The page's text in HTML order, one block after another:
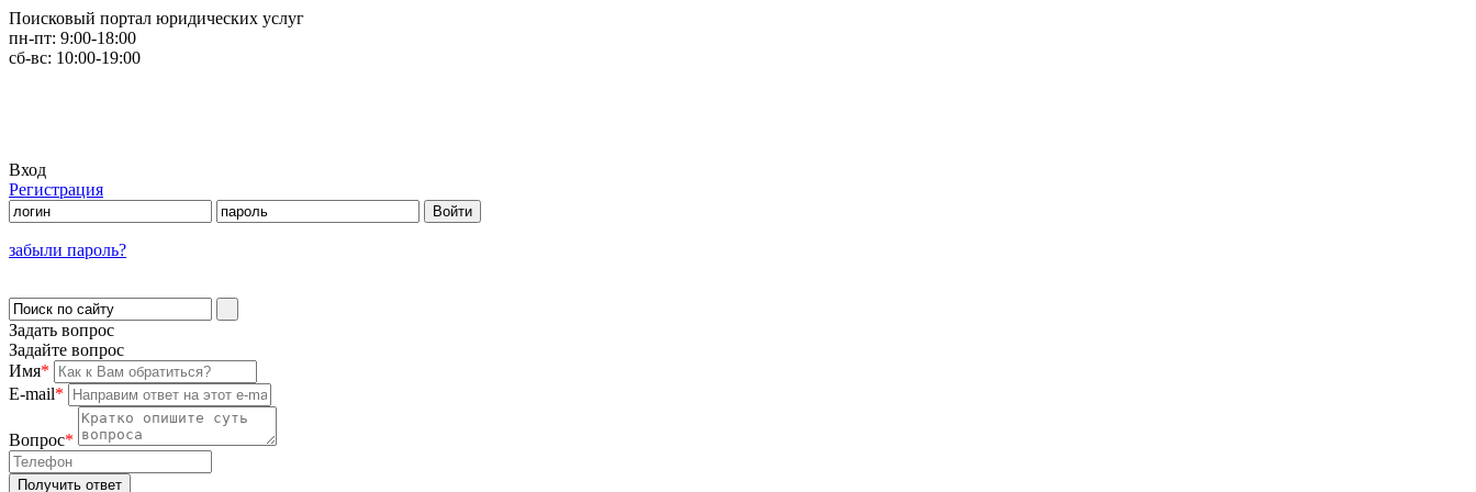
Поисковый портал юридических услуг
пн-пт: 9:00-18:00
сб-вс: 10:00-19:00
Вход
Регистрация
забыли пароль?
Задать вопрос
Задайте вопрос
Имя*
E-mail*
Вопрос*